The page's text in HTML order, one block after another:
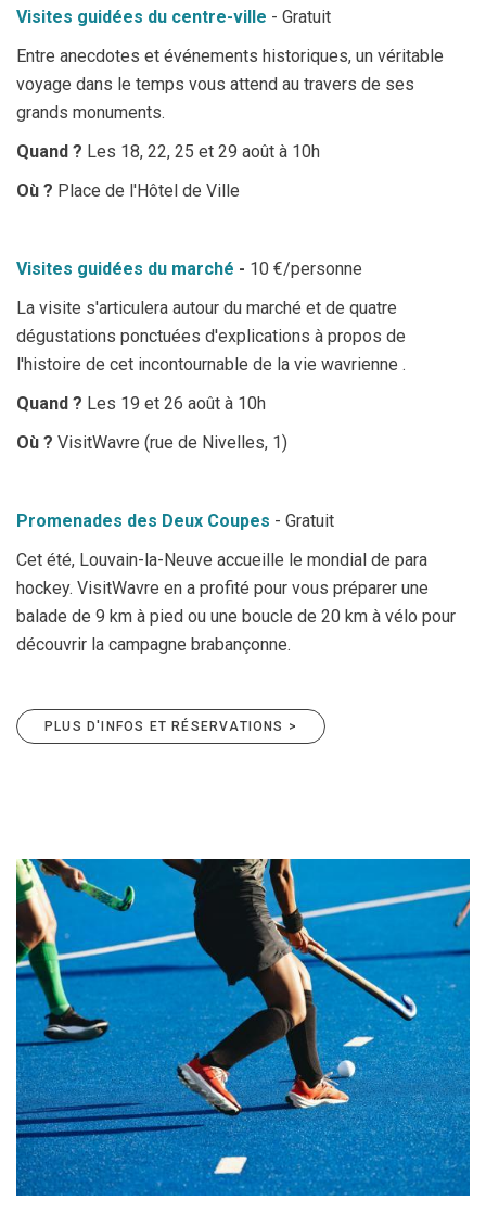
Visites guidées du centre-ville - Gratuit
Entre anecdotes et événements historiques, un véritable
voyage dans le temps vous attend au travers de ses
grands monuments.
Quand ? Les 18, 22, 25 et 29 août à 10h
Où ? Place de l'Hôtel de Ville
Visites guidées du marché - 10 €/personne
La visite s'articulera autour du marché et de quatre
dégustations ponctuées d'explications à propos de
l'histoire de cet incontournable de la vie wavrienne .
Quand ? Les 19 et 26 août à 10h
Où ? VisitWavre (rue de Nivelles, 1)
Promenades des Deux Coupes - Gratuit
Cet été, Louvain-la-Neuve accueille le mondial de para
hockey. VisitWavre en a profité pour vous préparer une
balade de 9 km à pied ou une boucle de 20 km à vélo pour
découvrir la campagne brabançonne.
PLUS D'INFOS ET RÉSERVATIONS >